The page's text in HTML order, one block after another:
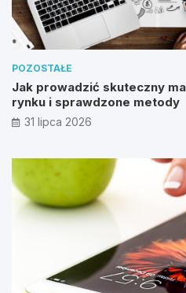
POZOSTAŁE
Jak prowadzić skuteczny
rynku i sprawdzone metody
31 lipca 2026